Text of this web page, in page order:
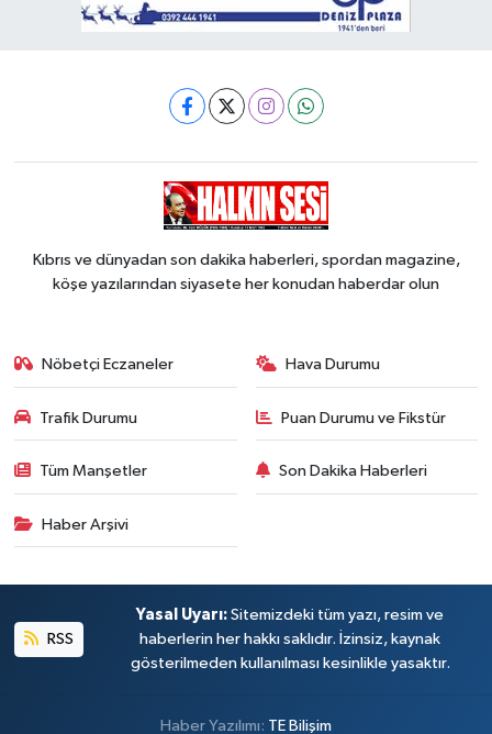
Kıbrıs ve dünyadan son dakika haberleri, spordan magazine,
köşe yazılarından siyasete her konudan haberdar olun
Nöbetçi Eczaneler Hava Durumu
Trafik Durumu Puan Durumu ve Fikstür
Tüm Manşetler Son Dakika Haberleri
Haber Arşivi
RSS
Yasal Uyarı: Sitemizdeki tüm yazı, resim ve
haberlerin her hakkı saklıdır. İzinsiz, kaynak
gösterilmeden kullanılması kesinlikle yasaktır.
Haber Yazılımı: TE Bilişim